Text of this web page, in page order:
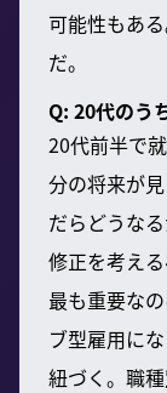
可能性もあ
だ。
Q: 20代のう
20代前半で
分の将来が
だらどうな
修正を考える
最も重要な
ブ型雇用に
紐づく。職